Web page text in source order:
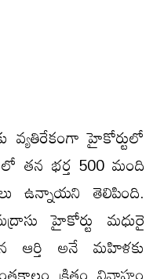
హైకోర్టులో
తన భర్త 500 మంది
ఉన్నాయని తెలిపింది.
హైకోర్టు మధురై
ఆర్తి అనే మహిళకు